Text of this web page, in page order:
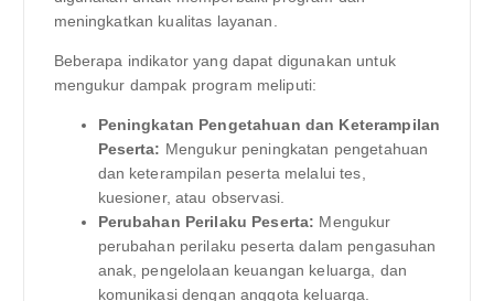
meningkatkan kualitas layanan.
Beberapa indikator yang dapat digunakan untuk
mengukur dampak program meliputi:
Peningkatan Pengetahuan dan Keterampilan
Peserta: Mengukur peningkatan pengetahuan
dan keterampilan peserta melalui tes,
kuesioner, atau observasi.
Perubahan Perilaku Peserta: Mengukur
perubahan perilaku peserta dalam pengasuhan
anak, pengelolaan keuangan keluarga, dan
komunikasi dengan anggota keluarga.